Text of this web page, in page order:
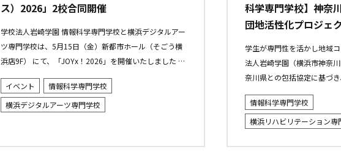
ス）2026」2校合同開催
学校法人岩崎学園 情報科学専門学校と横浜デジタルアー
ツ専門学校は、5月15日（金）新都市ホール（そごう横
浜店9F） にて、「JOYx！2026」を開催いたしました 本
を応援する「...
イベント
情報科学専門学校
横浜デジタルアーツ専門学校
科学専門学校】神奈
団地活性化プロジェ
学生が専門性を活かし地域
法人岩崎学園（横浜市神奈
奈川県との包括協定に基づ
域住民の健康づくりとコミ...
情報科学専門学校
横浜リハビリテーション専